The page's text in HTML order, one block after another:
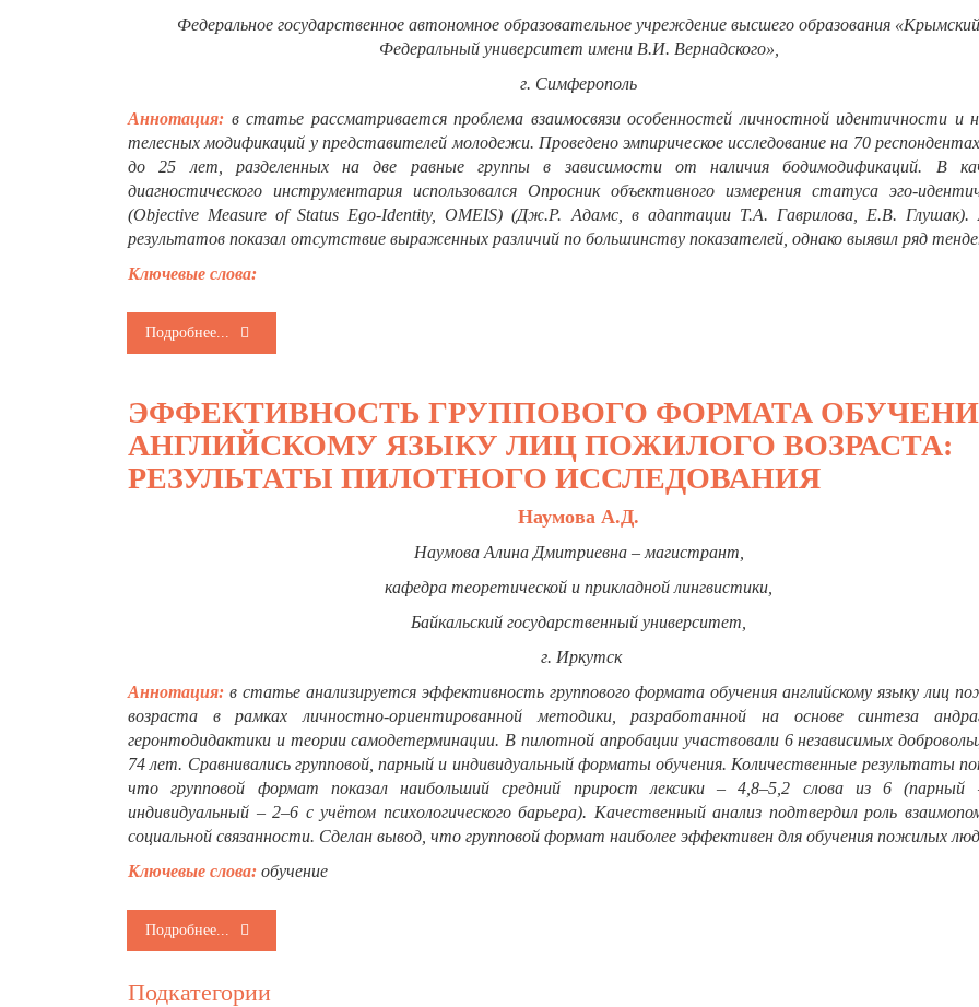
Федеральное государственное автономное образовательное учреждение высшего образования «Крымский
Федеральный университет имени В.И. Вернадского»,
г. Симферополь
Аннотация: в статье рассматривается проблема взаимосвязи особенностей личностной идентичности и
телесных модификаций у представителей молодежи. Проведено эмпирическое исследование на 70
до 25 лет, разделенных на две равные группы в зависимости от наличия бодимодификаций. В
диагностического инструментария использовался Опросник объективного измерения статуса эго-
(Objective Measure of Status Ego-Identity, OMEIS) (Дж.Р. Адамс, в адаптации Т.А. Гаврилова, Е.В. Глушак).
результатов показал отсутствие выраженных различий по большинству показателей, однако выявил ряд
Ключевые слова:
Подробнее...
ЭФФЕКТИВНОСТЬ ГРУППОВОГО ФОРМАТА
АНГЛИЙСКОМУ ЯЗЫКУ ЛИЦ ПОЖИЛОГО ВОЗРАСТА:
РЕЗУЛЬТАТЫ ПИЛОТНОГО ИССЛЕДОВАНИЯ
Наумова А.Д.
Наумова Алина Дмитриевна – магистрант,
кафедра теоретической и прикладной лингвистики,
Байкальский государственный университет,
г. Иркутск
Аннотация: в статье анализируется эффективность группового формата обучения английскому языку лиц
возраста в рамках личностно-ориентированной методики, разработанной на основе синтеза
геронтодидактики и теории самодетерминации. В пилотной апробации участвовали 6 независимых
74 лет. Сравнивались групповой, парный и индивидуальный форматы обучения. Количественные результаты
что групповой формат показал наибольший средний прирост лексики – 4,8–5,2 слова из 6 (парный
индивидуальный – 2–6 с учётом психологического барьера). Качественный анализ подтвердил роль
социальной связанности. Сделан вывод, что групповой формат наиболее эффективен для обучения пожилых
Ключевые слова: обучение
Подробнее...
Подкатегории